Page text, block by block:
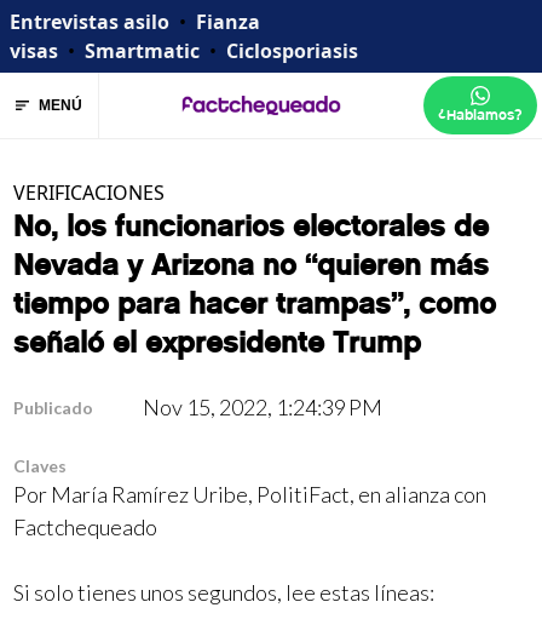
Entrevistas asilo • Fianza
visas • Smartmatic • Ciclosporiasis
MENÚ ¿Hablamos?
VERIFICACIONES
No, los funcionarios electorales de
Nevada y Arizona no “quieren más
tiempo para hacer trampas”, como
señaló el expresidente Trump
Publicado Nov 15, 2022, 1:24:39 PM
Claves
Por María Ramírez Uribe, PolitiFact, en alianza con
Factchequeado
Si solo tienes unos segundos, lee estas líneas: